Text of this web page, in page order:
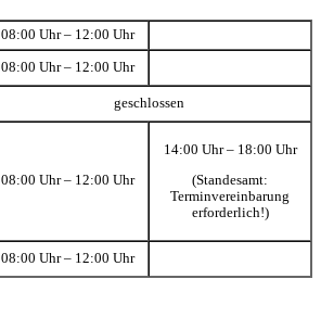
08:00 Uhr – 12:00 Uhr
08:00 Uhr – 12:00 Uhr
geschlossen
08:00 Uhr – 12:00 Uhr
14:00 Uhr – 18:00 Uhr
(Standesamt:
Terminvereinbarung
erforderlich!)
08:00 Uhr – 12:00 Uhr